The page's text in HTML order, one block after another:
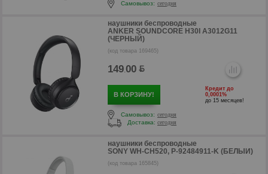
Самовывоз: сегодня
наушники беспроводные
ANKER SOUNDCORE H30I A3012G11
(ЧЕРНЫЙ)
(код товара 169465)
149.00
В КОРЗИНУ!
Кредит до
0,0001%
до 15 месяцев!
Самовывоз: сегодня
Доставка: сегодня
наушники беспроводные
SONY WH-CH520, P-92484911-K (БЕЛЫЙ)
(код товара 165845)